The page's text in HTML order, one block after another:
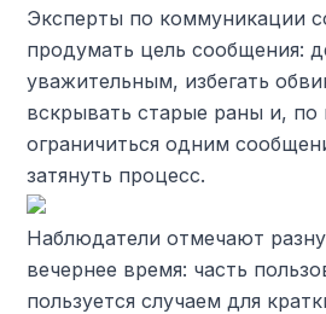
Эксперты по коммуникации
продумать цель сообщения:
уважительным, избегать
вскрывать старые раны и,
ограничиться одним
затянуть процесс.
Наблюдатели отмечают
вечернее время: часть
пользуется случаем для